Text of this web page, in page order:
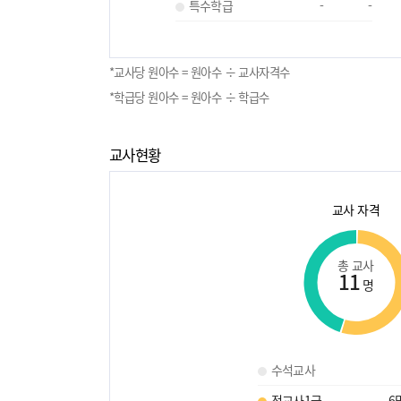
특수학급
- -
*교사당 원아수 = 원아수 ÷ 교사자격수
*학급당 원아수 = 원아수 ÷ 학급수
교사현황
교사 자격
총 교사
11 명
수석교사